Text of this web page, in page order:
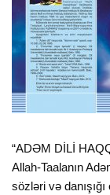
“ADƏM DİLİ
Allah-Taalanın
sözləri və